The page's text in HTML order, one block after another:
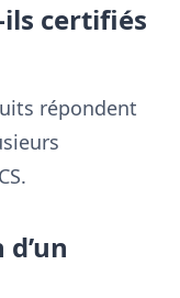
ils certifiés
répondent